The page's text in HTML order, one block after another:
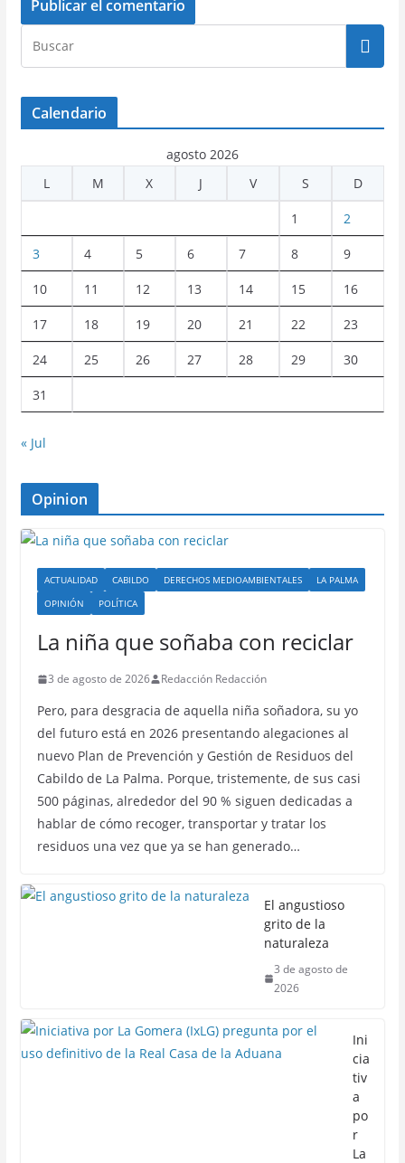
Calendario
agosto 2026
L
M X J V S D
1 2
3 4 5 6 7 8 9
10 11 12 13 14 15 16
17 18 19 20 21 22 23
24 25 26 27 28 29 30
31
« Jul
Opinion
ACTUALIDAD CABILDO DERECHOS MEDIOAMBIENTALES
LA PALMA
OPINIÓN
POLÍTICA
La niña que soñaba con reciclar
3 de agosto de 2026 Redacción Redacción
Pero, para desgracia de aquella niña soñadora, su yo
del futuro está en 2026 presentando alegaciones al
nuevo Plan de Prevención y Gestión de Residuos del
Cabildo de La Palma. Porque, tristemente, de sus casi
500 páginas, alrededor del 90 % siguen dedicadas a
hablar de cómo recoger, transportar y tratar los
residuos una vez que ya se han generado…
El angustioso
grito de la
naturaleza
3 de agosto de
2026
Ini
cia
tiv
a
po
r
La